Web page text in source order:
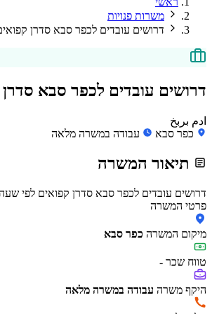
משרות פנויות
דרושים עובדים לכפר סבא סדרן קפואים לפי שעה
דרושים עובדים לכפר סבא סדרן קפואים
ادم بربخ
כפר סבא
עבודה במשרה מלאה
תיאור המשרה
דרושים עובדים לכפר סבא סדרן קפואים לפי שעה
פרטי המשרה
מיקום המשרה כפר סבא
טווח שכר -
היקף משרה עבודה במשרה מלאה